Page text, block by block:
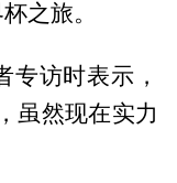
之旅。
专访时表示，
虽然现在实力